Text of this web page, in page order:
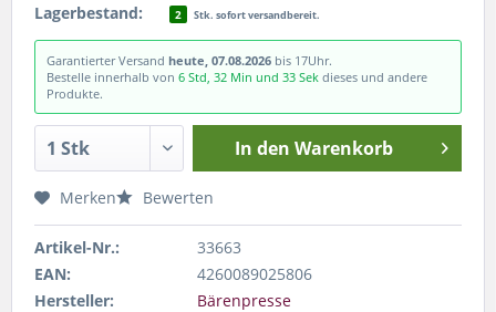
Lagerbestand: 2 Stk. sofort versandbereit.
Garantierter Versand heute, 07.08.2026 bis 17Uhr.
Bestelle innerhalb von 6 Std, 32 Min und 33 Sek dieses und andere
Produkte.
In den Warenkorb
Merken Bewerten
Artikel-Nr.:
33663
EAN:
4260089025806
Hersteller:
Bärenpresse